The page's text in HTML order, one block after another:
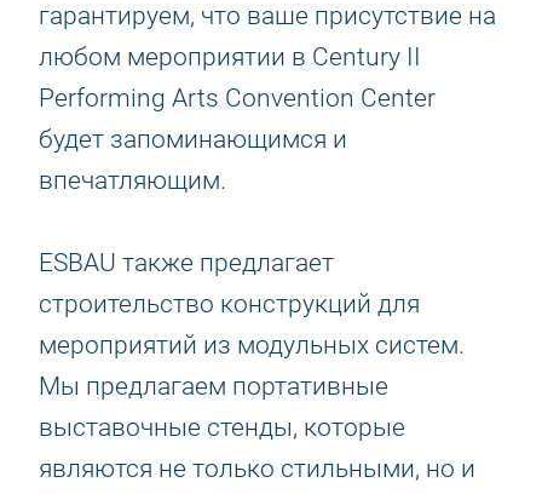
гарантируем, что ваше присутствие на
любом мероприятии в Century II
Performing Arts Convention Center
будет запоминающимся и
впечатляющим.
ESBAU также предлагает
строительство конструкций для
мероприятий из модульных систем.
Мы предлагаем портативные
выставочные стенды, которые
являются не только стильными, но и